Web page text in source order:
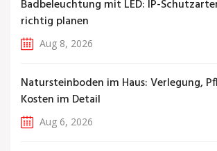
Badbeleuchtung mit LED: IP-
richtig planen
Aug 8, 2026
Natursteinboden im Haus: Verlegung,
Kosten im Detail
Aug 6, 2026